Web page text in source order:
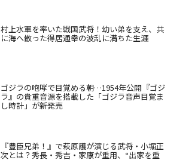
村上水軍を率いた戦国武将！幼い弟を支え、共
に海へ散った得居通幸の波乱に満ちた生涯
ゴジラの咆哮で目覚める朝…1954年公開『ゴジ
ラ』の貴重音源を搭載した「ゴジラ音声目覚ま
し時計」が新発売
『豊臣兄弟！』で萩原護が演じる武将・小堀正
次とは？秀長・秀吉・家康が重用、“出家を重